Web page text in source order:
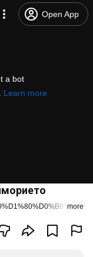
Open App
a bot
Learn more
more